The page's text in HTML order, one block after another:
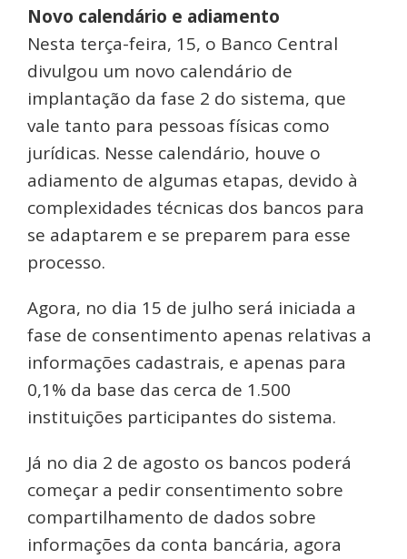
Novo calendário e adiamento
Nesta terça-feira, 15, o Banco Central
divulgou um novo calendário de
implantação da fase 2 do sistema, que
vale tanto para pessoas físicas como
jurídicas. Nesse calendário, houve o
adiamento de algumas etapas, devido à
complexidades técnicas dos bancos para
se adaptarem e se preparem para esse
processo.
Agora, no dia 15 de julho será iniciada a
fase de consentimento apenas relativas a
informações cadastrais, e apenas para
0,1% da base das cerca de 1.500
instituições participantes do sistema.
Já no dia 2 de agosto os bancos poderá
começar a pedir consentimento sobre
compartilhamento de dados sobre
informações da conta bancária, agora